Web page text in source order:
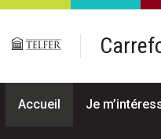
Passer au contenu principal
Accueil Je